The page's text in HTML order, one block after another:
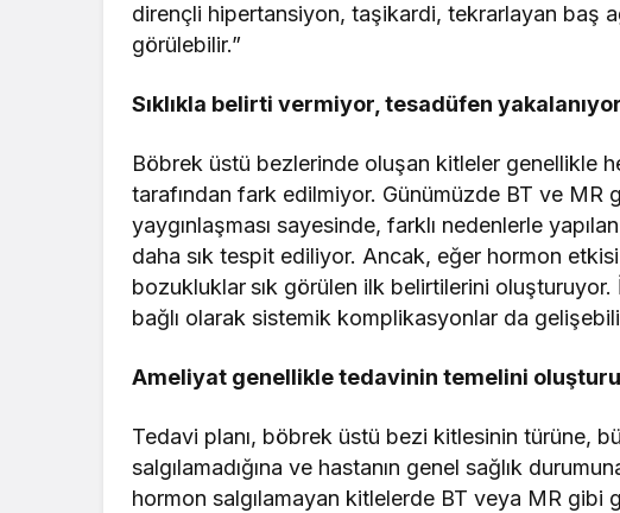
dirençli hipertansiyon, taşikardi, tekrarlayan baş
görülebilir.”
Sıklıkla belirti vermiyor, tesadüfen yakalanıyor
Böbrek üstü bezlerinde oluşan kitleler genellikle
tarafından fark edilmiyor. Günümüzde BT ve MR
yaygınlaşması sayesinde, farklı nedenlerle
daha sık tespit ediliyor. Ancak, eğer hormon
bozukluklarsık görülen ilk belirtilerini oluşturuyor.
bağlı olarak sistemik komplikasyonlar da
Ameliyat genellikle tedavinin temelini
Tedavi planı, böbrek üstü bezi kitlesinin türüne,
salgılamadığına ve hastanın genel sağlık
hormon salgılamayan kitlelerde BT veya MR gibi